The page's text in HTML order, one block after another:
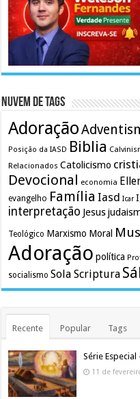
Nuvem de Tags
Adoração
Posição da IASD Biblia
Relacionados Catolicismo
Devocional economia
evangelho Família Iasd Icar
interpretação Jesus
Teológico Marxismo Moral
Adoração política
socialismo Sola Scriptura
Recente Popular Tags
Série
11 de